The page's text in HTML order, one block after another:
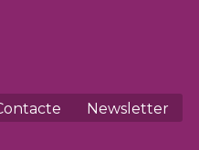
Newsletter